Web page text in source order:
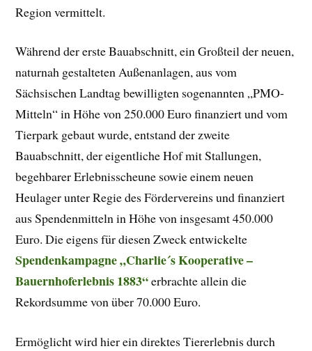
Region vermittelt.
Während der erste Bauabschnitt, ein Großteil der neuen,
naturnah gestalteten Außenanlagen, aus vom
Sächsischen Landtag bewilligten sogenannten „PMO-
Mitteln“ in Höhe von 250.000 Euro finanziert und vom
Tierpark gebaut wurde, entstand der zweite
Bauabschnitt, der eigentliche Hof mit Stallungen,
begehbarer Erlebnisscheune sowie einem neuen
Heulager unter Regie des Fördervereins und finanziert
aus Spendenmitteln in Höhe von insgesamt 450.000
Euro. Die eigens für diesen Zweck entwickelte
Spendenkampagne „Charlie´s Kooperative –
Bauernhoferlebnis 1883“erbrachte allein die
Rekordsumme von über 70.000 Euro.
Ermöglicht wird hier ein direktes Tiererlebnis durch